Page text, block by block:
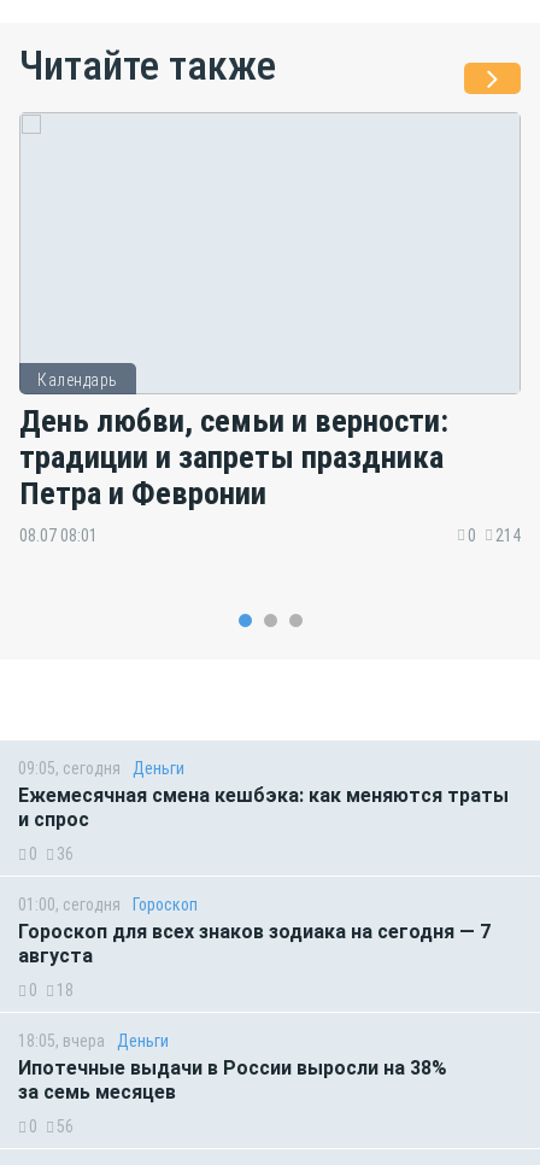
Читайте также
Календарь
День любви, семьи и верности:
традиции и запреты праздника
Петра и Февронии
08.07 08:01 0 214
09:05, сегодня Деньги
Ежемесячная смена кешбэка: как меняются траты
и спрос
0 36
01:00, сегодня Гороскоп
Гороскоп для всех знаков зодиака на сегодня — 7
августа
0 18
18:05, вчера Деньги
Ипотечные выдачи в России выросли на 38%
за семь месяцев
0 56